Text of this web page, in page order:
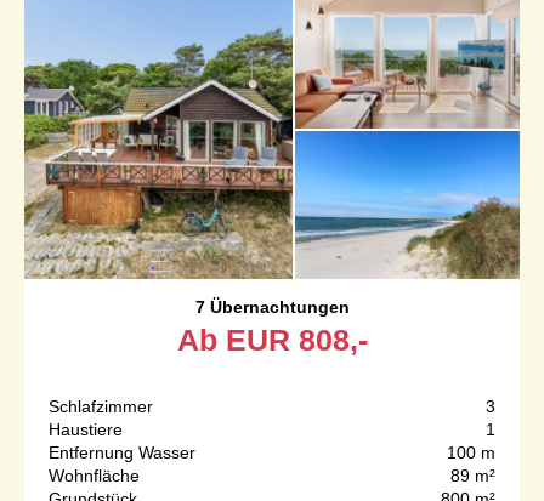
7 Übernachtungen
Ab EUR 808,-
Schlafzimmer
3
Haustiere
1
Entfernung Wasser
100 m
Wohnfläche
89 m²